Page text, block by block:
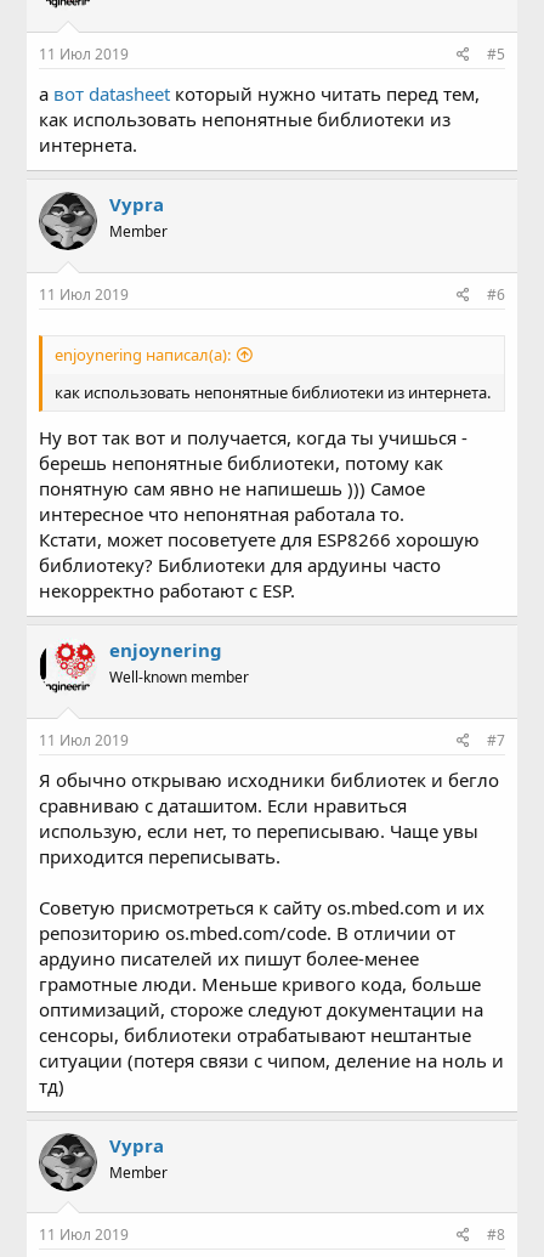
11 Июл 2019 #5
а вот datasheet который нужно читать перед тем,
как использовать непонятные библиотеки из
интернета.
Vypra
Member
11 Июл 2019 #6
enjoynering написал(а):
как использовать непонятные библиотеки из интернета.
Ну вот так вот и получается, когда ты учишься -
берешь непонятные библиотеки, потому как
понятную сам явно не напишешь ))) Самое
интересное что непонятная работала то.
Кстати, может посоветуете для ESP8266 хорошую
библиотеку? Библиотеки для ардуины часто
некорректно работают с ESP.
enjoynering
Well-known member
11 Июл 2019 #7
Я обычно открываю исходники библиотек и бегло
сравниваю с даташитом. Если нравиться
использую, если нет, то переписываю. Чаще увы
приходится переписывать.
Советую присмотреться к сайту os.mbed.com и их
репозиторию os.mbed.com/code. В отличии от
ардуино писателей их пишут более-менее
грамотные люди. Меньше кривого кода, больше
оптимизаций, стороже следуют документации на
сенсоры, библиотеки отрабатывают нештантые
ситуации (потеря связи с чипом, деление на ноль и
тд)
Vypra
Member
11 Июл 2019 #8